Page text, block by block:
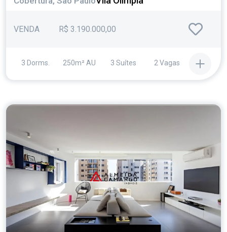
VENDA R$ 3.190.000,00
3 Dorms. 250m² AU 3 Suítes 2 Vagas